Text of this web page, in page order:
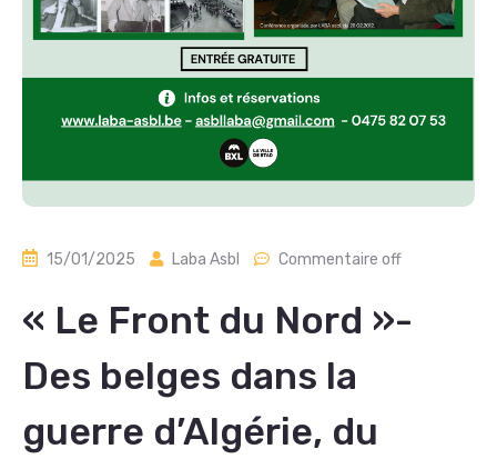
15/01/2025 Laba Asbl Commentaire off
« Le Front du Nord »-
Des belges dans la
guerre d’Algérie, du